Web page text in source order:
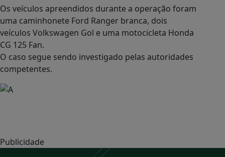
Os veículos apreendidos durante a operação foram
uma caminhonete Ford Ranger branca, dois
veículos Volkswagen Gol e uma motocicleta Honda
CG 125 Fan.
O caso segue sendo investigado pelas autoridades
competentes.
Publicidade